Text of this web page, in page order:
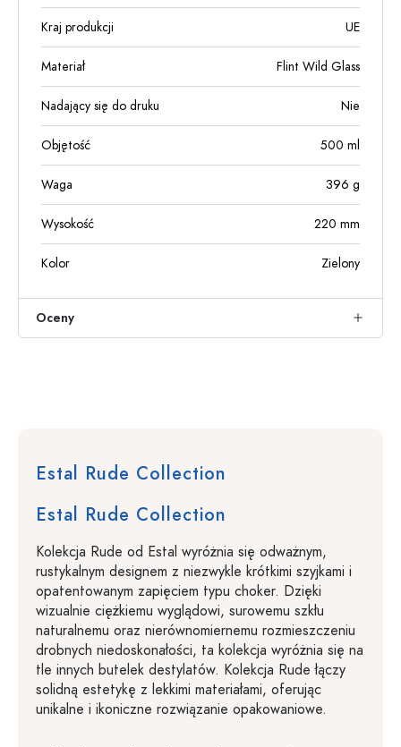
Kraj produkcji UE
Materiał Flint Wild Glass
Nadający się do druku Nie
Objętość 500 ml
Waga 396 g
Wysokość 220 mm
Kolor Zielony
Oceny
Estal Rude Collection
Estal Rude Collection
Kolekcja Rude od Estal wyróżnia się odważnym,
rustykalnym designem z niezwykle krótkimi szyjkami i
opatentowanym zapięciem typu choker. Dzięki
wizualnie ciężkiemu wyglądowi, surowemu szkłu
naturalnemu oraz nierównomiernemu rozmieszczeniu
drobnych niedoskonałości, ta kolekcja wyróżnia się na
tle innych butelek destylatów. Kolekcja Rude łączy
solidną estetykę z lekkimi materiałami, oferując
unikalne i ikoniczne rozwiązanie opakowaniowe.